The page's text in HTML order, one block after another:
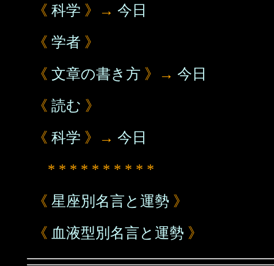
《 科学 》→ 今日
《 学者 》
《 文章の書き方 》→ 今日
《 読む 》
《 科学 》→ 今日
* * * * * * * * * *
《 星座別名言と運勢 》
《 血液型別名言と運勢 》